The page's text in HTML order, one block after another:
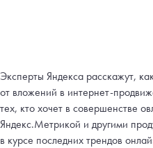
Эксперты Яндекса расскажут,
от вложений в интернет-
тех, кто хочет в совершенстве
Яндекс.Метрикой и другими
в курсе последних трендов